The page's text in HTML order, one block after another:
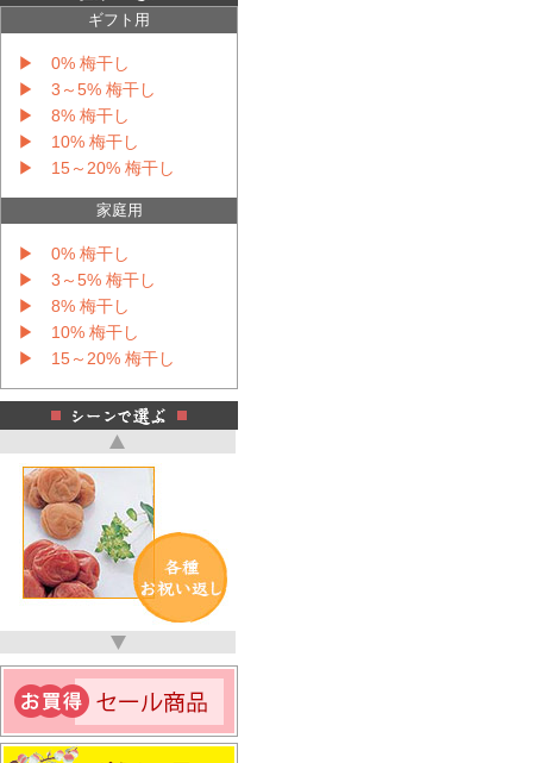
ギフト用
▶ 0% 梅干し
▶ 3～5% 梅干し
▶ 8% 梅干し
▶ 10% 梅干し
▶ 15～20% 梅干し
家庭用
▶ 0% 梅干し
▶ 3～5% 梅干し
▶ 8% 梅干し
▶ 10% 梅干し
▶ 15～20% 梅干し